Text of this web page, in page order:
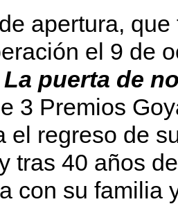
apertura,
el 9 de
La puerta de
3 Premios
el regreso de
tras 40 años
con su familia